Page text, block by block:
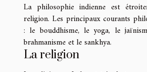
La philosophie indienne est
religion. Les principaux courants
: le bouddhisme, le yoga, le
brahmanisme et le sankhya.
La religion